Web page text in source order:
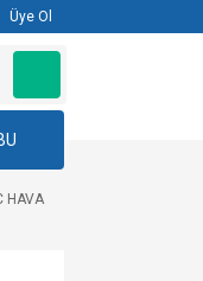
Üye Ol
HAVA